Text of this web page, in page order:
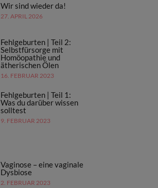
Wir sind wieder da!
27. APRIL 2026
Fehlgeburten | Teil 2:
Selbstfürsorge mit
Homöopathie und
ätherischen Ölen
16. FEBRUAR 2023
Fehlgeburten | Teil 1:
Was du darüber wissen
solltest
9. FEBRUAR 2023
Vaginose – eine vaginale
Dysbiose
2. FEBRUAR 2023